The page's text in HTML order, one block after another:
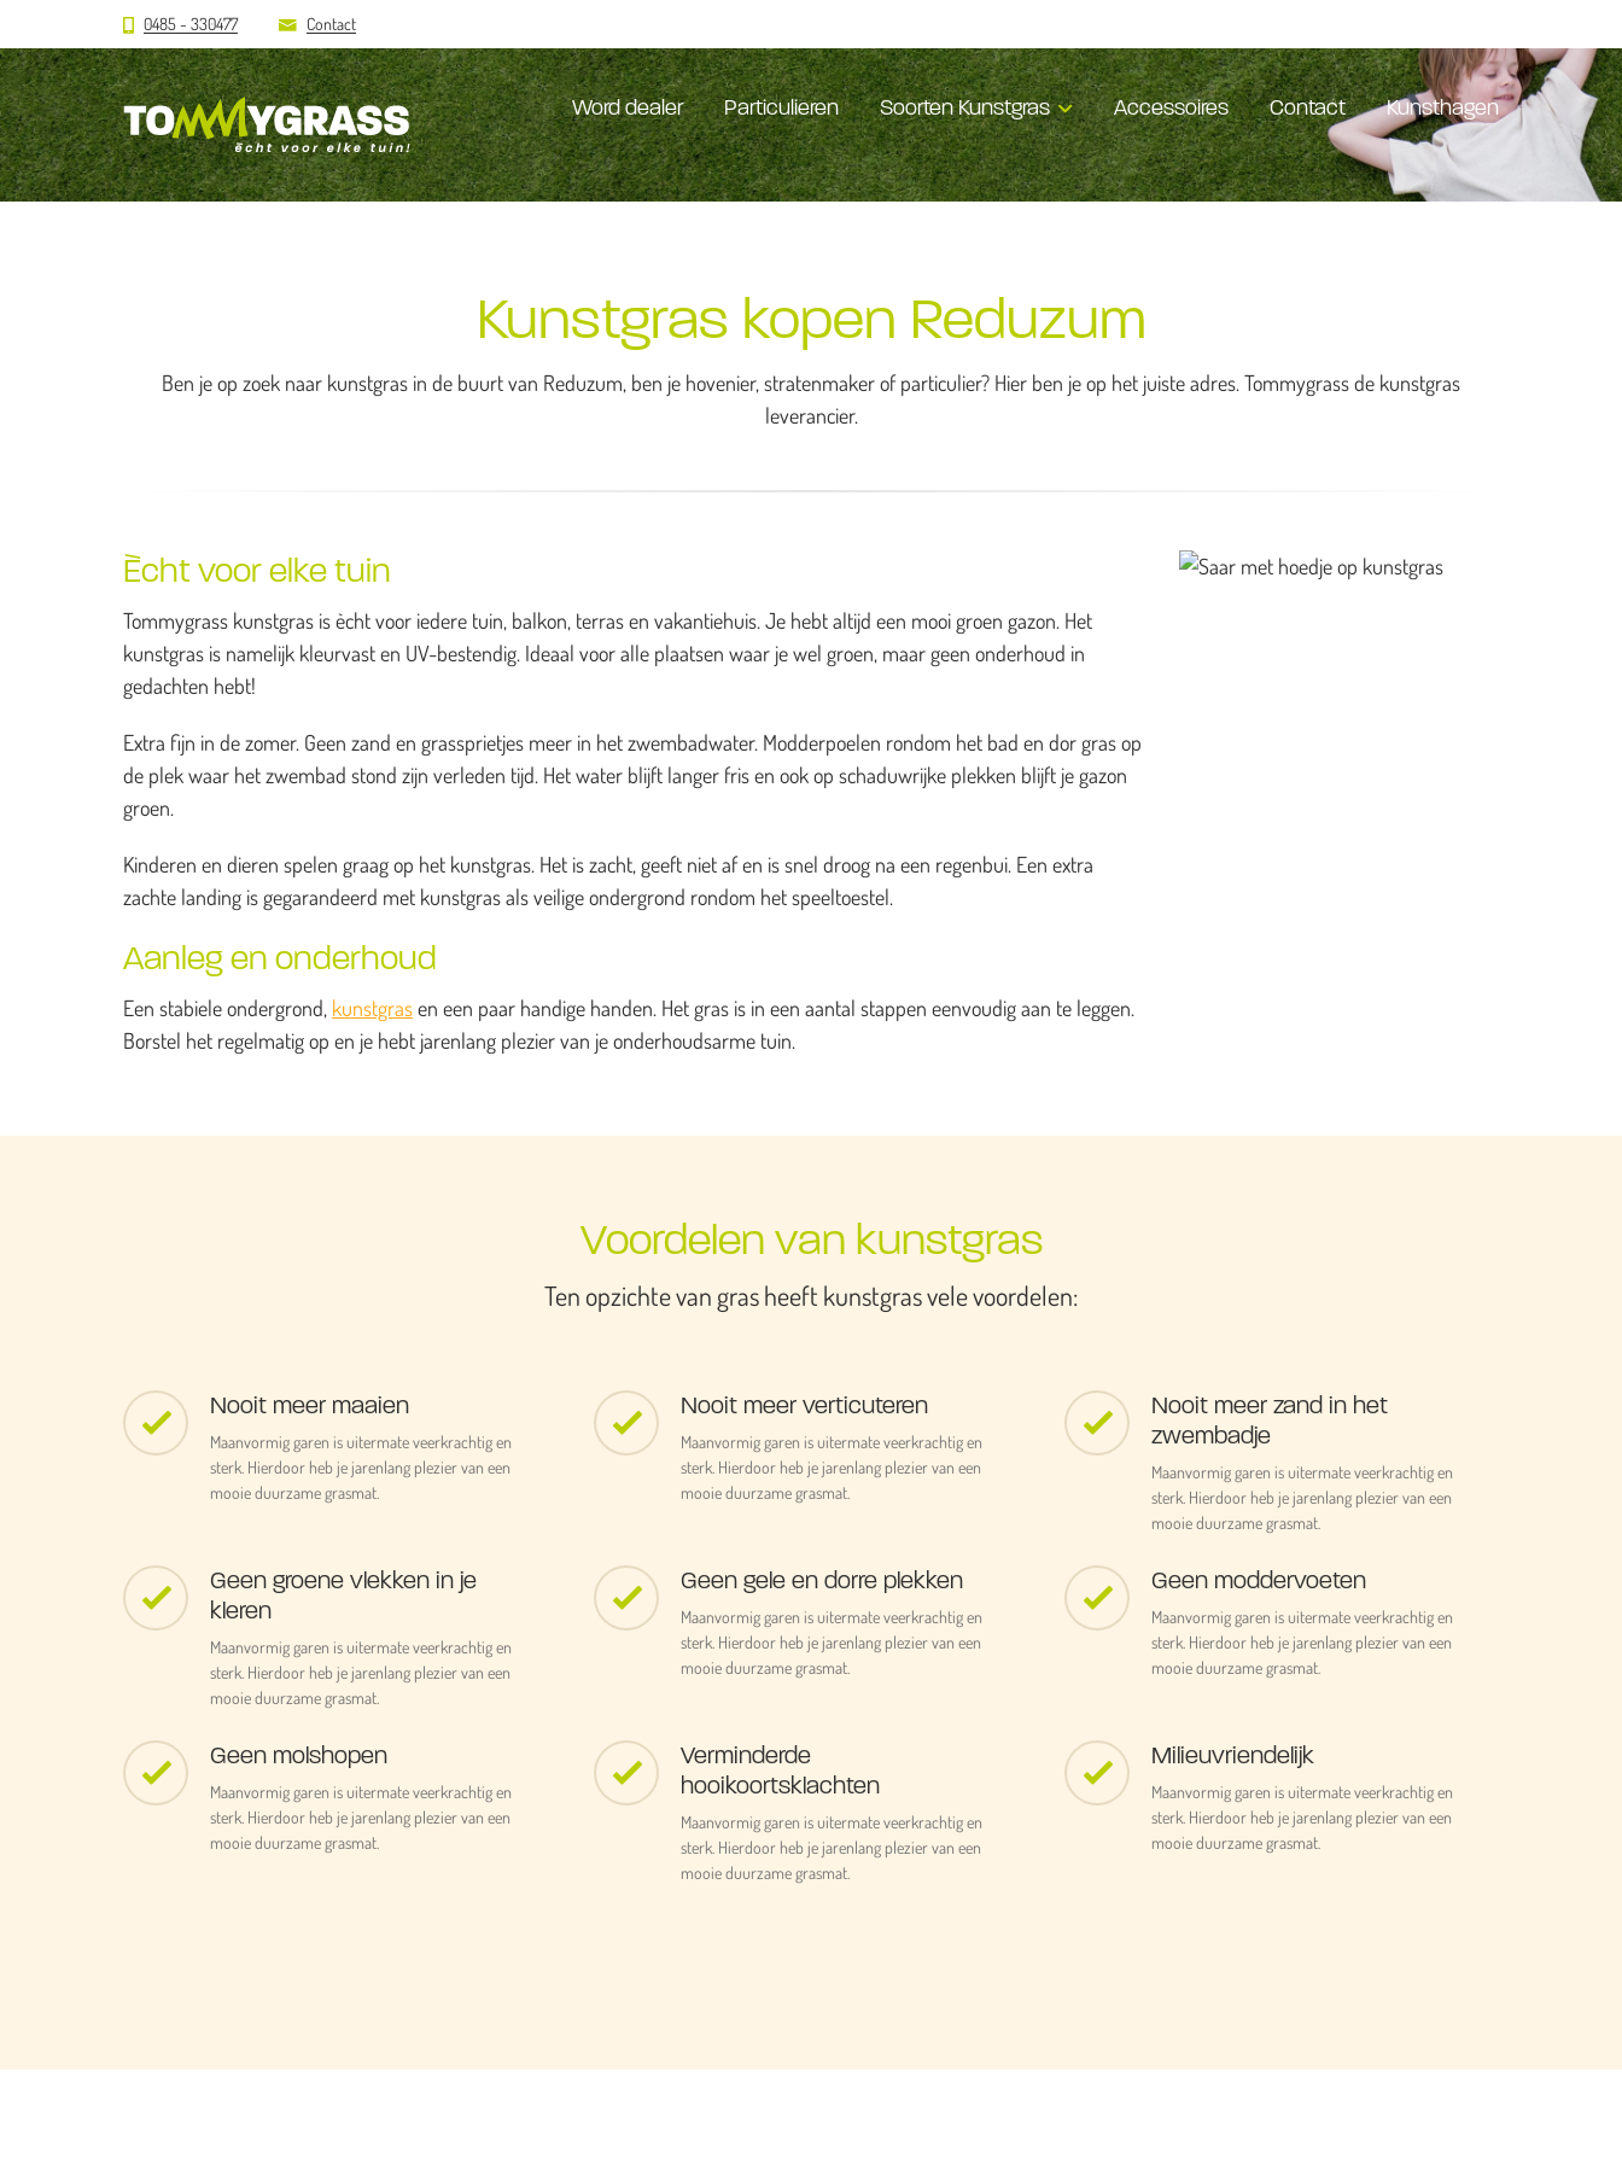
0485 - 330477 Contact
Word dealer Particulieren Soorten Kunstgras Accessoires Contact Kunsthagen
Kunstgras kopen Reduzum
Ben je op zoek naar kunstgras in de buurt van Reduzum, ben je hovenier, stratenmaker of particulier? Hier ben je op het juiste adres. Tommygrass de kunstgras
leverancier.
Ècht voor elke tuin
Tommygrass kunstgras is ècht voor iedere tuin, balkon, terras en vakantiehuis. Je hebt altijd een mooi groen gazon. Het
kunstgras is namelijk kleurvast en UV-bestendig. Ideaal voor alle plaatsen waar je wel groen, maar geen onderhoud in
gedachten hebt!
Extra fijn in de zomer. Geen zand en grassprietjes meer in het zwembadwater. Modderpoelen rondom het bad en dor gras op
de plek waar het zwembad stond zijn verleden tijd. Het water blijft langer fris en ook op schaduwrijke plekken blijft je gazon
groen.
Kinderen en dieren spelen graag op het kunstgras. Het is zacht, geeft niet af en is snel droog na een regenbui. Een extra
zachte landing is gegarandeerd met kunstgras als veilige ondergrond rondom het speeltoestel.
Aanleg en onderhoud
Een stabiele ondergrond, kunstgrasen een paar handige handen. Het gras is in een aantal stappen eenvoudig aan te leggen.
Borstel het regelmatig op en je hebt jarenlang plezier van je onderhoudsarme tuin.
Voordelen van kunstgras
Ten opzichte van gras heeft kunstgras vele voordelen:
Nooit meer maaien
Maanvormig garen is uitermate veerkrachtig en
sterk. Hierdoor heb je jarenlang plezier van een
mooie duurzame grasmat.
Nooit meer verticuteren
Maanvormig garen is uitermate veerkrachtig en
sterk. Hierdoor heb je jarenlang plezier van een
mooie duurzame grasmat.
Nooit meer zand in het
zwembadje
Maanvormig garen is uitermate veerkrachtig en
sterk. Hierdoor heb je jarenlang plezier van een
mooie duurzame grasmat.
Geen groene vlekken in je
kleren
Maanvormig garen is uitermate veerkrachtig en
sterk. Hierdoor heb je jarenlang plezier van een
mooie duurzame grasmat.
Geen gele en dorre plekken
Maanvormig garen is uitermate veerkrachtig en
sterk. Hierdoor heb je jarenlang plezier van een
mooie duurzame grasmat.
Geen moddervoeten
Maanvormig garen is uitermate veerkrachtig en
sterk. Hierdoor heb je jarenlang plezier van een
mooie duurzame grasmat.
Geen molshopen
Maanvormig garen is uitermate veerkrachtig en
sterk. Hierdoor heb je jarenlang plezier van een
mooie duurzame grasmat.
Verminderde
hooikoortsklachten
Maanvormig garen is uitermate veerkrachtig en
sterk. Hierdoor heb je jarenlang plezier van een
mooie duurzame grasmat.
Milieuvriendelijk
Maanvormig garen is uitermate veerkrachtig en
sterk. Hierdoor heb je jarenlang plezier van een
mooie duurzame grasmat.